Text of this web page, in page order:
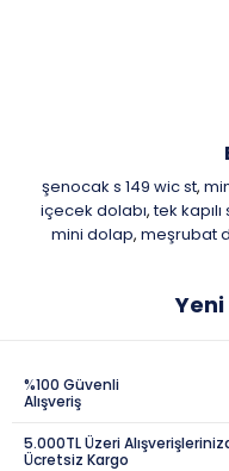
şenocak s 149 wic st,
içecek dolabı, tek
mini dolap, meşrubat
%100 Güvenli
Alışveriş
5.000TL Üzeri
Ücretsiz Kargo